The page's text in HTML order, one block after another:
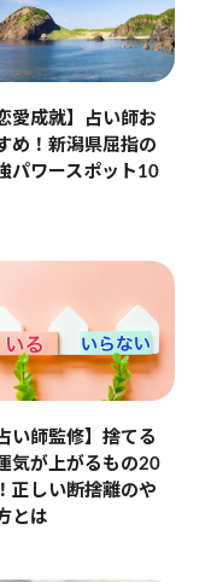
愛成就】占い師お
め！新潟県屈指の
パワースポット10
い師監修】捨てる
気が上がるもの20
正しい断捨離のや
とは